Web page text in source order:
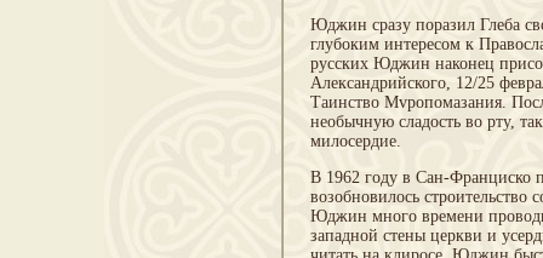
Юджин сразу поразил Глеба
глубоким интересом к
русских Юджин наконец
Александрийского, 12/25
Таинство Мvропомазания.
необычную сладость во рту,
милосердие.
В 1962 году в Сан-Франциско
возобновилось строительство
Юджин много времени
западной стены церкви и